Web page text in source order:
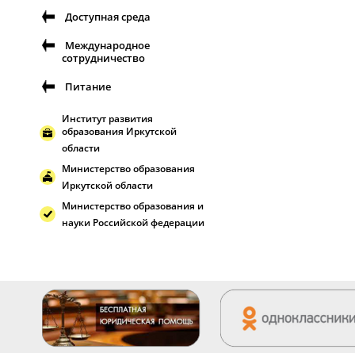
Доступная среда
Международное
сотрудничество
Питание
Институт развития
образования Иркутской
области
Министерство образования
Иркутской области
Министерство образования и
науки Российской федерации